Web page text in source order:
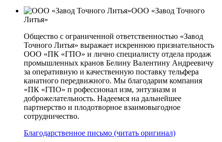
ООО «Завод Точного
Литья»
Общество с ограниченной ответственностью «Завод
Точного Литья» выражает искреннюю признательность
ООО «ПК «ГПО» и лично специалисту отдела продаж
промышленных кранов Белину Валентину Андреевичу
за оперативную и качественную поставку тельфера
канатного передвижного. Мы благодарим компания
«ПК «ГПО» п рофессионал изм, энтузиазм и
доброжелательность. Надеемся на дальнейшее
партнерство и плодотворное взаимовыгодное
сотрудничество.
Благодарственное письмо (читать оригинал)